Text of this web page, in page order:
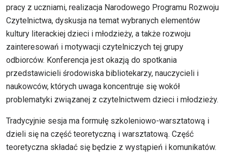
pracy z uczniami, realizacja Narodowego Programu Rozwoju
Czytelnictwa, dyskusja na temat wybranych elementów
kultury literackiej dzieci i młodzieży, a także rozwoju
zainteresowań i motywacji czytelniczych tej grupy
odbiorców. Konferencja jest okazją do spotkania
przedstawicieli środowiska bibliotekarzy, nauczycieli i
naukowców, których uwaga koncentruje się wokół
problematyki związanej z czytelnictwem dzieci i młodzieży.
Tradycyjnie sesja ma formułę szkoleniowo-warsztatową i
dzieli się na część teoretyczną i warsztatową. Część
teoretyczna składać się będzie z wystąpień i komunikatów.